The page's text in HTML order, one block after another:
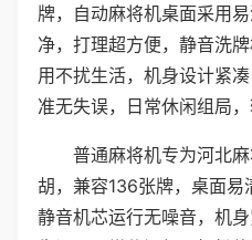
牌，自动麻将机桌面采用
净，打理超方便，静音洗
用不扰生活，机身设计紧
准无失误，日常休闲组局
普通麻将机专为河北
胡，兼容136张牌，桌面易
静音机芯运行无噪音，机